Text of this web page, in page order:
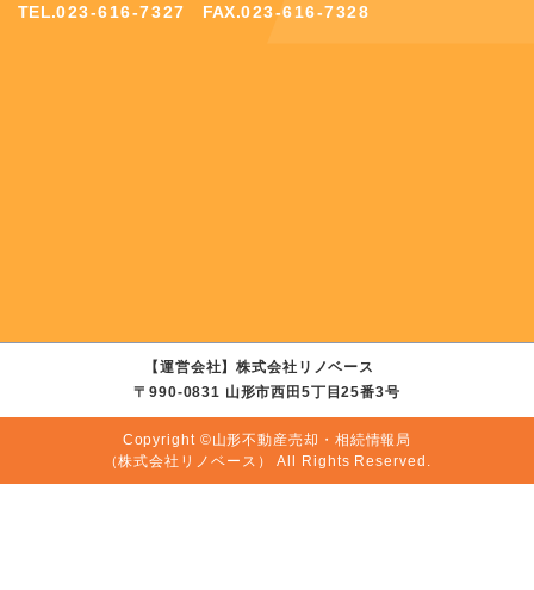
TEL.023-616-7327 FAX.023-616-7328
【運営会社】株式会社リノベース
〒990-0831 山形市西田5丁目25番3号
Copyright ©山形不動産売却・相続情報局
（株式会社リノベース）
All Rights Reserved.